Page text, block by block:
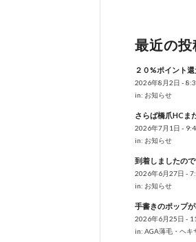
最近の投
２０%ポイント
2026年8月2日 -
in: お知らせ
さらば橋爪HCま
2026年7月1日 -
in: お知らせ
到着しましたの
2026年6月27日 -
in: お知らせ
手書きのポップ
2026年6月25日 -
in: AGA薄毛・ヘキ